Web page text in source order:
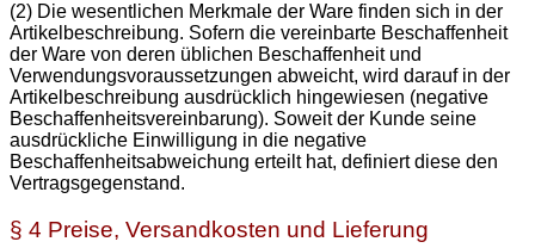
(2) Die wesentlichen Merkmale der Ware finden sich in der
Artikelbeschreibung. Sofern die vereinbarte Beschaffenheit
der Ware von deren üblichen Beschaffenheit und
Verwendungsvoraussetzungen abweicht, wird darauf in der
Artikelbeschreibung ausdrücklich hingewiesen (negative
Beschaffenheitsvereinbarung). Soweit der Kunde seine
ausdrückliche Einwilligung in die negative
Beschaffenheitsabweichung erteilt hat, definiert diese den
Vertragsgegenstand.
§ 4 Preise, Versandkosten und Lieferung